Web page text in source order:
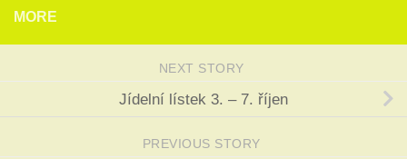
MORE
NEXT STORY
Jídelní lístek 3. – 7. říjen
PREVIOUS STORY